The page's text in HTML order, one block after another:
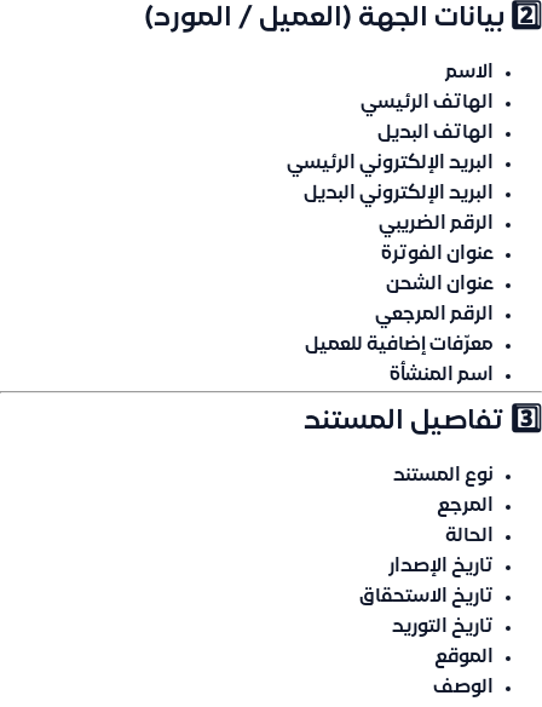
2️⃣ بيانات الجهة (العميل / المورد)
الاسم
الهاتف الرئيسي
الهاتف البديل
البريد الإلكتروني الرئيسي
البريد الإلكتروني البديل
الرقم الضريبي
عنوان الفوترة
عنوان الشحن
الرقم المرجعي
معرّفات إضافية للعميل
اسم المنشأة
3️⃣ تفاصيل المستند
نوع المستند
المرجع
الحالة
تاريخ الإصدار
تاريخ الاستحقاق
تاريخ التوريد
الموقع
الوصف